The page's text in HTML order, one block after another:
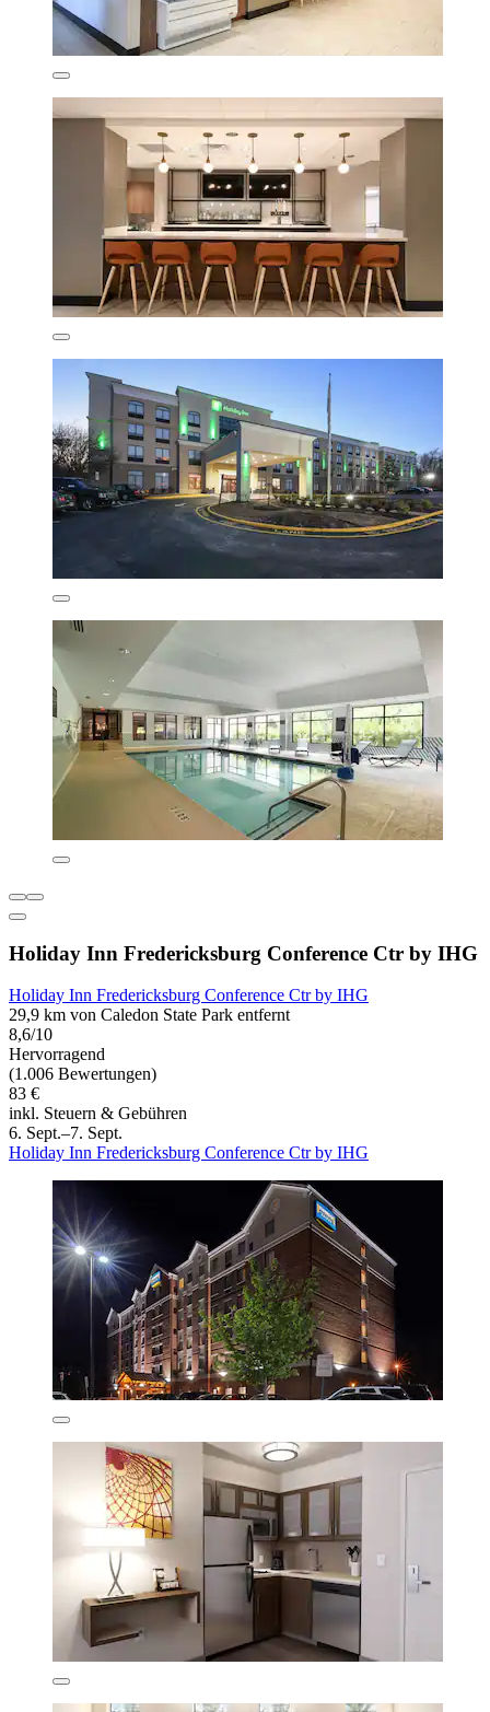
Holiday Inn Fredericksburg Conference Ctr by IHG
Holiday Inn Fredericksburg Conference Ctr by IHG
29,9 km von Caledon State Park entfernt
8,6/10
Hervorragend
(1.006 Bewertungen)
83 €
inkl. Steuern & Gebühren
6. Sept.–7. Sept.
Holiday Inn Fredericksburg Conference Ctr by IHG